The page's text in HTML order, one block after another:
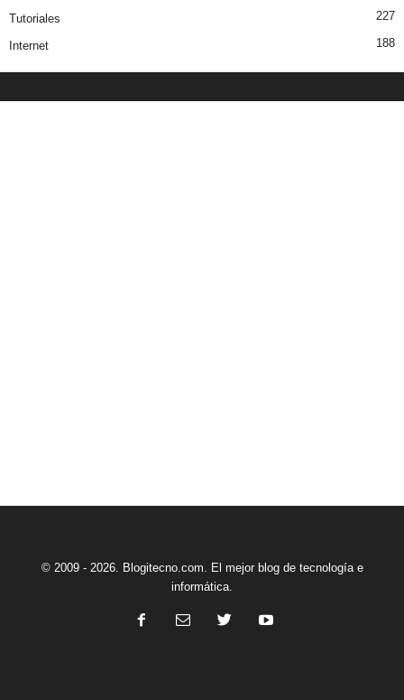
Tutoriales 227
Internet 188
© 2009 - 2026. Blogitecno.com. El mejor blog de tecnología e
informática.